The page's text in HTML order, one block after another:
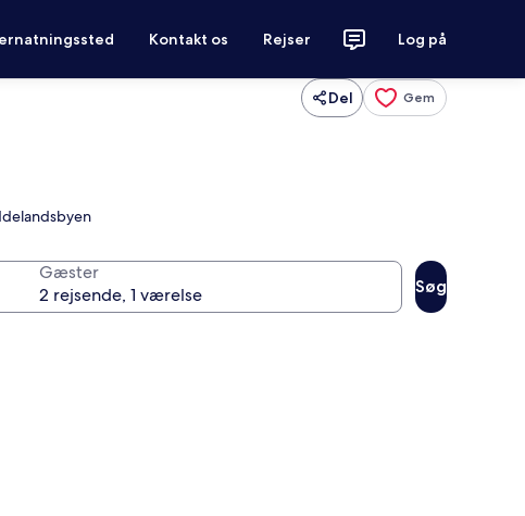
Kontakt os Rejser Log på
Del Gem
Gæster
Søg